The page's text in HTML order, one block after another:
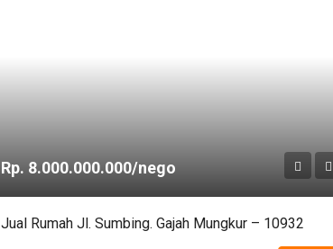
Rp. 8.000.000.000/nego
Jual Rumah Jl. Sumbing. Gajah Mungkur – 10932